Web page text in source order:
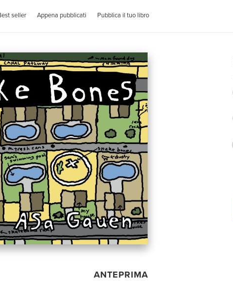
seller Appena pubblicati Pubblica il tuo libro
ANTEPRIMA